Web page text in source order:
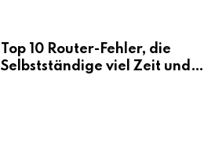
Top 10 Router-Fehler, die
Selbstständige viel Zeit und